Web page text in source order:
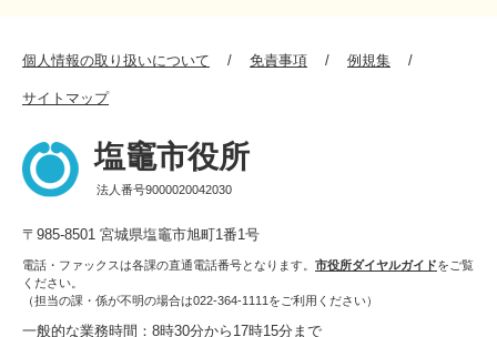
個人情報の取り扱いについて 免責事項 例規集
サイトマップ
塩竈市役所
法人番号9000020042030
〒985-8501 宮城県塩竈市旭町1番1号
電話・ファックスは各課の直通電話番号となります。 市役所ダイヤルガイドをご覧
ください。
（担当の課・係が不明の場合は022-364-1111をご利用ください）
一般的な業務時間：8時30分から17時15分まで